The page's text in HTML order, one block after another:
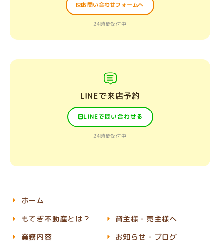
お問い合わせフォームへ
24時間受付中
LINEで来店予約
LINEで問い合わせる
24時間受付中
ホーム
もてぎ不動産とは？
業務内容
貸主様・売主様へ
お知らせ・ブログ